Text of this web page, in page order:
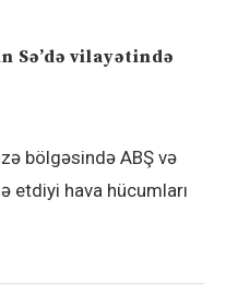
Sə’də vilayətində
bölgəsində ABŞ və
etdiyi hava hücumları